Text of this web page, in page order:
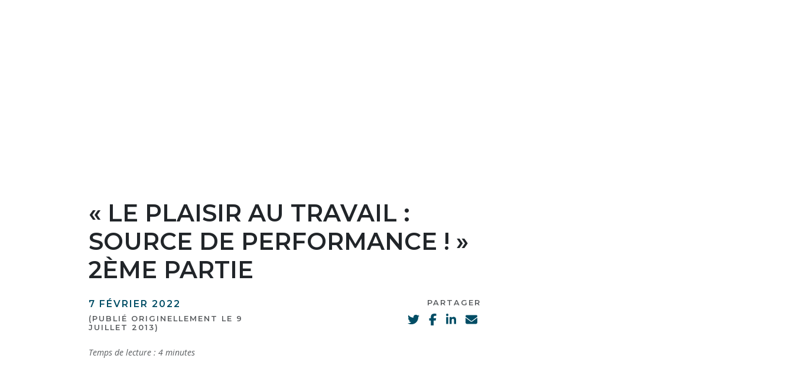
« LE PLAISIR AU TRAVAIL :
SOURCE DE PERFORMANCE ! »
2ÈME PARTIE
7 FÉVRIER 2022
(PUBLIÉ ORIGINELLEMENT LE 9
JUILLET 2013)
Temps de lecture : 4 minutes
PARTAGER